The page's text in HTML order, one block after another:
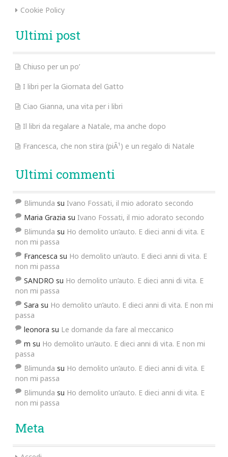
Cookie Policy
Ultimi post
Chiuso per un po’
I libri per la Giornata del Gatto
Ciao Gianna, una vita per i libri
Il libri da regalare a Natale, ma anche dopo
Francesca, che non stira (piÃ¹) e un regalo di Natale
Ultimi commenti
Blimunda su Ivano Fossati, il mio adorato secondo
Maria Grazia su Ivano Fossati, il mio adorato secondo
Blimunda su Ho demolito un’auto. E dieci anni di vita. E
non mi passa
Francesca su Ho demolito un’auto. E dieci anni di vita. E
non mi passa
SANDRO su Ho demolito un’auto. E dieci anni di vita. E
non mi passa
Sara su Ho demolito un’auto. E dieci anni di vita. E non mi
passa
leonora su Le domande da fare al meccanico
m su Ho demolito un’auto. E dieci anni di vita. E non mi
passa
Blimunda su Ho demolito un’auto. E dieci anni di vita. E
non mi passa
Blimunda su Ho demolito un’auto. E dieci anni di vita. E
non mi passa
Meta